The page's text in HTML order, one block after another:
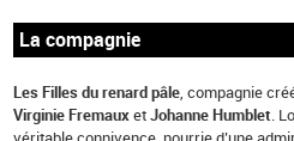
La compagnie
Les Filles du renard pâle , compagnie
Virginie FremauxetJohanne Humblet .